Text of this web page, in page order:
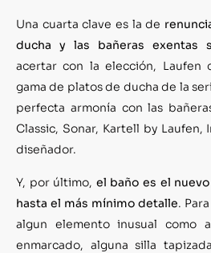
Una cuarta clave es la de
ducha y las bañeras exentas
acertar con la elección, Laufen
gama de platos de ducha de la
perfecta armonía con las
Classic, Sonar, Kartell by Laufen,
diseñador.
Y, por último, el baño es el
hasta el más mínimo detalle.
algun elemento inusual como
enmarcado, alguna silla